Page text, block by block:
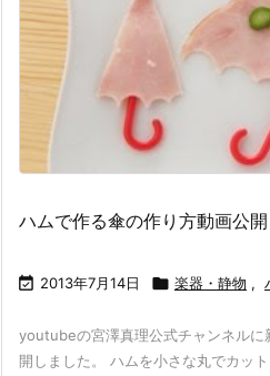
ハムで作る傘の作り方動画公開
 2013年7月14日  楽器・静物 ,
youtubeの宮澤真理公式チャンネルに
開しました。 ハムを小さな丸でカッ